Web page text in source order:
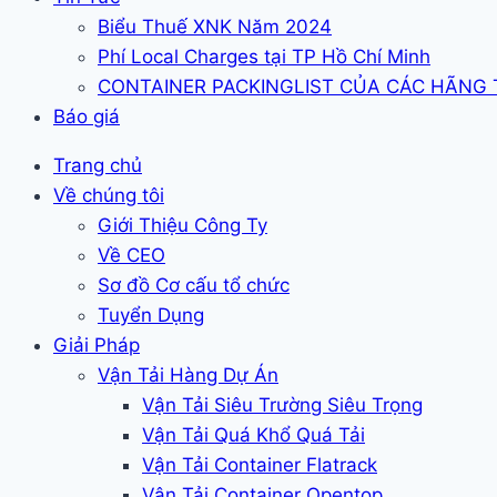
Biểu Thuế XNK Năm 2024
Phí Local Charges tại TP Hồ Chí Minh
CONTAINER PACKINGLIST CỦA CÁC HÃNG
Báo giá
Trang chủ
Về chúng tôi
Giới Thiệu Công Ty
Về CEO
Sơ đồ Cơ cấu tổ chức
Tuyển Dụng
Giải Pháp
Vận Tải Hàng Dự Án
Vận Tải Siêu Trường Siêu Trọng
Vận Tải Quá Khổ Quá Tải
Vận Tải Container Flatrack